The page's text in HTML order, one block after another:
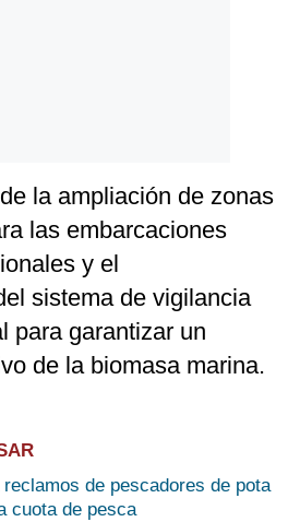
la ampliación de zonas
las embarcaciones
y el
sistema de vigilancia
para garantizar un
de la biomasa marina.
reclamos de pescadores de pota
cuota de pesca